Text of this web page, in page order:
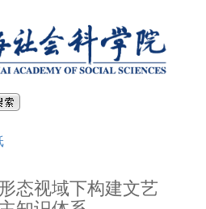
态视域下构建文艺